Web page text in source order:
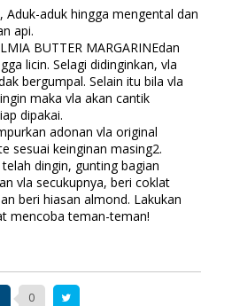
Aduk-aduk hingga mengental dan
api.
BUTTER MARGARINEdan
licin. Selagi didinginkan, vla
bergumpal. Selain itu bila vla
maka vla akan cantik
dipakai.
adonan vla original
sesuai keinginan masing2.
dingin, gunting bagian
vla secukupnya, beri coklat
beri hiasan almond. Lakukan
mencoba teman-teman!
0